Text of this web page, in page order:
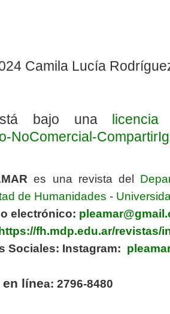
Camila Lucía
bajo una
NoComercial-
es una revista del
de Humanidades -
electrónico:
https://fh.mdp.edu.ar/revistas/
Sociales: Instagram:
en línea: 2796-8480